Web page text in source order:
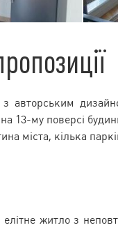
13-му поверсі
міста, кілька
житло з